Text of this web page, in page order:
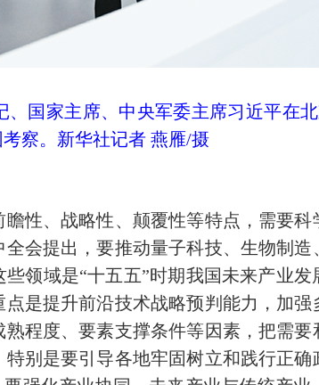
国家主席、中央军委主席习近平在
察。新华社记者 燕雁/摄
瞻性、战略性、颠覆性等特点，需要
会提出，要推动量子科技、生物制造
领域是“十五五”时期我国未来产业
是提升前沿技术战略预判能力，加
程度、要素支撑条件等因素，把需
别是要引导各地牢固树立和践行正